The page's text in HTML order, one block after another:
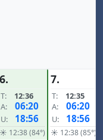
6.
T:
12:36
A:
06:20
U: 18:56
☀ 12:38 (84°)
7.
T:
12:35
A:
06:20
U: 18:56
☀ 12:38 (85°)